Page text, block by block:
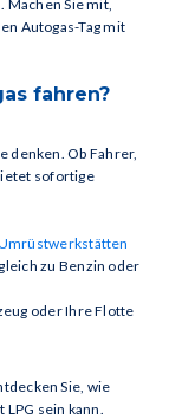
Sie mit,
Autogas-Tag mit
fahren?
denken. Ob Fahrer,
sofortige
zu Benzin oder
oder Ihre Flotte
Sie, wie
sein kann.